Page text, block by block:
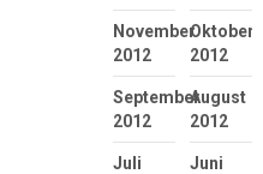
November
2012
Oktober
2012
September
2012
August
2012
Juli
Juni